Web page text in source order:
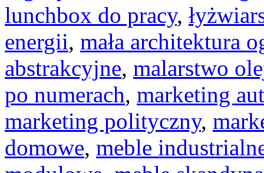
lunchbox do pracy,
energii, mała architektura
abstrakcyjne, malarstwo
po numerach, marketing
marketing polityczny,
domowe, meble